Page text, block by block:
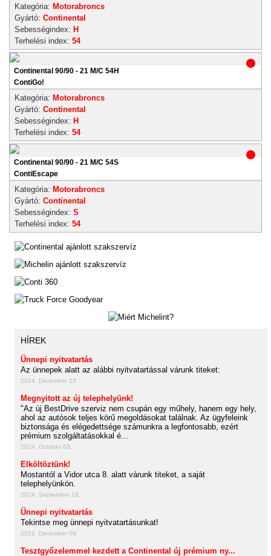
Kategória: Motorabroncs
Gyártó: Continental
Sebességindex: H
Terhelési index: 54
Continental 90/90 - 21 M/C 54H
ContiGo!
Kategória: Motorabroncs
Gyártó: Continental
Sebességindex: H
Terhelési index: 54
Continental 90/90 - 21 M/C 54S
ContiEscape
Kategória: Motorabroncs
Gyártó: Continental
Sebességindex: S
Terhelési index: 54
HÍREK
Ünnepi nyitvatartás
Az ünnepek alatt az alábbi nyitvatartással várunk titeket:
2024. December 23.
Megnyitott az új telephelyünk!
"Az új BestDrive szerviz nem csupán egy műhely, hanem egy hely,
ahol az autósok teljes körű megoldásokat találnak. Az ügyfeleink
biztonsága és elégedettsége számunkra a legfontosabb, ezért
prémium szolgáltatásokkal é...
2024. October 03.
Elköltöztünk!
Mostantól a Vidor utca 8. alatt várunk titeket, a saját
telephelyünkön.
2024. September 16.
Ünnepi nyitvatartás
Tekintse meg ünnepi nyitvatartásunkat!
2022. December 09.
Tesztgyőzelemmel kezdett a Continental új prémium ny...